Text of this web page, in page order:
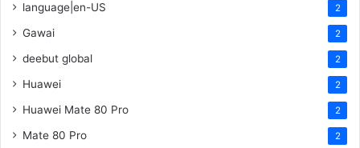
language|en-US 2
Gawai 2
deebut global 2
Huawei 2
Huawei Mate 80 Pro 2
Mate 80 Pro 2